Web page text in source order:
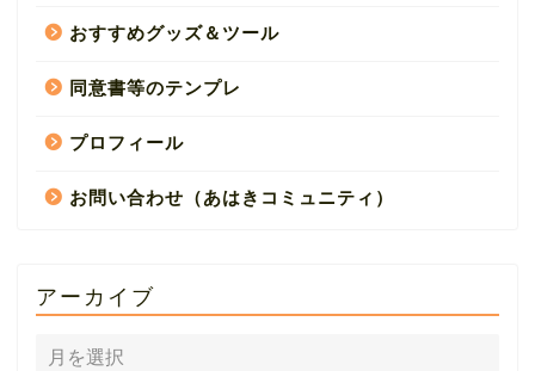
おすすめグッズ＆ツール
同意書等のテンプレ
プロフィール
お問い合わせ（あはきコミュニティ）
アーカイブ